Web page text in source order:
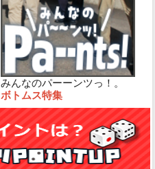
みんなのパーーンツっ！。
ボトムス特集